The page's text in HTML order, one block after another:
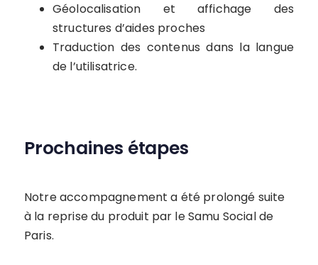
Géolocalisation et affichage des
structures d’aides proches
Traduction des contenus dans la langue
de l’utilisatrice.
Prochaines étapes
Notre accompagnement a été prolongé suite
à la reprise du produit par le Samu Social de
Paris.